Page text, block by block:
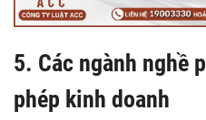
5. Các ngành nghề
phép kinh doanh